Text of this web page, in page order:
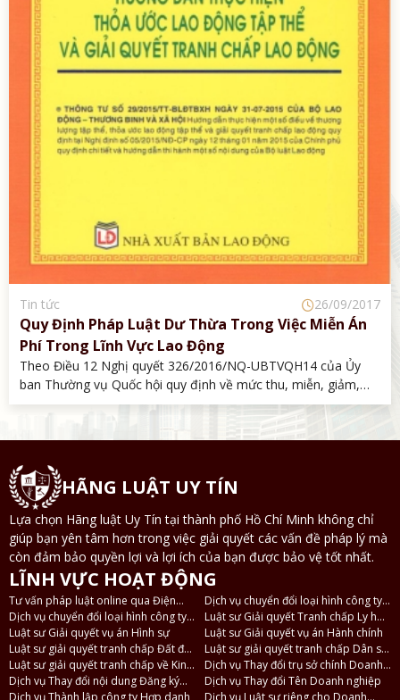
Tin tức 26/09/2017
Quy Định Pháp Luật Dư Thừa Trong Việc Miễn Án
Phí Trong Lĩnh Vực Lao Động
Theo Điều 12 Nghị quyết 326/2016/NQ-UBTVQH14 của Ủy
ban Thường vụ Quốc hội quy định về mức thu, miễn, giảm,
thu, nộp, quản lý và sử dụng án phí và lệ phí tòa án, có 5
trường hợp được miễn nộp án phí, tạm ứng án phí.
HÃNG LUẬT UY TÍN
Lựa chọn Hãng luật Uy Tín tại thành phố Hồ Chí Minh không chỉ
giúp bạn yên tâm hơn trong việc giải quyết các vấn đề pháp lý mà
còn đảm bảo quyền lợi và lợi ích của bạn được bảo vệ tốt nhất.
LĨNH VỰC HOẠT ĐỘNG
Tư vấn pháp luật online qua Điện
thoại, Zalo
Dịch vụ chuyển đổi loại hình công ty
TNHH 2 thành viên thành công ty
TNHH 1 thành viên
Dịch vụ chuyển đổi loại hình công ty
TNHH thành công ty Cổ phần và
ngược lại
Luật sư Giải quyết Tranh chấp Ly hôn
và Tài sản
Luật sư Giải quyết vụ án Hình sự
Luật sư Giải quyết vụ án Hành chính
Luật sư giải quyết tranh chấp Đất đai
- Nhà ở
Luật sư giải quyết tranh chấp Dân sự
- Thừa kế
Luật sư giải quyết tranh chấp về Kinh
tế
Dịch vụ Thay đổi trụ sở chính Doanh
nghiệp
Dịch vụ Thay đổi nội dung Đăng ký
Dịch vụ Thay đổi Tên Doanh nghiệp